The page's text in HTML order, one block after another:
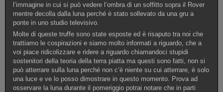
l’immagine in cui si può vedere l’ombra di un soffitto sopra il Rover
mentre decolla dalla luna perché è stato sollevato da una gru a
ponte in uno studio televisivo.
Molte di queste truffe sono state esposte ed è risaputo tra noi che
trattiamo le cospirazioni e siamo molto informati a riguardo, che a
voi piace ridicolizzare e ridere a riguardo chiamandoci stupidi
sostenitori della teoria della terra piatta ma questi sono fatti, non si
può atterrare sulla luna perché non c’è niente su cui atterrare, è solo
una luce e ve lo posso dimostrare in questo momento. Prova ad
osservare la luna durante il pomeriggio potrai notare che in parti